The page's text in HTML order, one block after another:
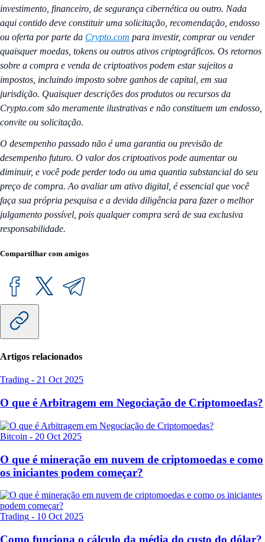
investimento, financeiro, de segurança cibernética ou outro. Nada
aqui contido deve constituir uma solicitação, recomendação, endosso
ou oferta por parte da Crypto.com para investir, comprar ou vender
quaisquer moedas, tokens ou outros ativos criptográficos. Os retornos
sobre a compra e venda de criptoativos podem estar sujeitos a
impostos, incluindo imposto sobre ganhos de capital, em sua
jurisdição. Quaisquer descrições dos produtos ou recursos da
Crypto.com são meramente ilustrativas e não constituem um endosso,
convite ou solicitação.
O desempenho passado não é uma garantia ou previsão de
desempenho futuro. O valor dos criptoativos pode aumentar ou
diminuir, e você pode perder todo ou uma quantia substancial do seu
preço de compra. Ao avaliar um ativo digital, é essencial que você
faça sua própria pesquisa e a devida diligência para fazer o melhor
julgamento possível, pois qualquer compra será de sua exclusiva
responsabilidade.
Compartilhar com amigos
Artigos relacionados
Trading - 21 Oct 2025
O que é Arbitragem em Negociação de Criptomoedas?
Bitcoin - 20 Oct 2025
O que é mineração em nuvem de criptomoedas e como
os iniciantes podem começar?
Trading - 10 Oct 2025
Como funciona o cálculo da média do custo do dólar?